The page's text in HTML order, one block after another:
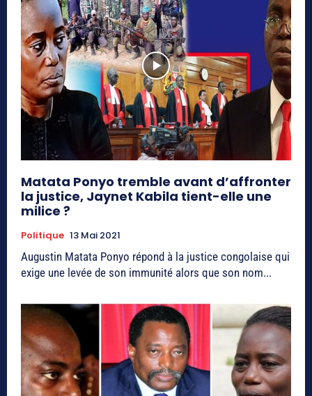
Matata Ponyo tremble avant d’affronter
la justice, Jaynet Kabila tient-elle une
milice ?
Politique 13 Mai 2021
Augustin Matata Ponyo répond à la justice congolaise qui
exige une levée de son immunité alors que son nom...